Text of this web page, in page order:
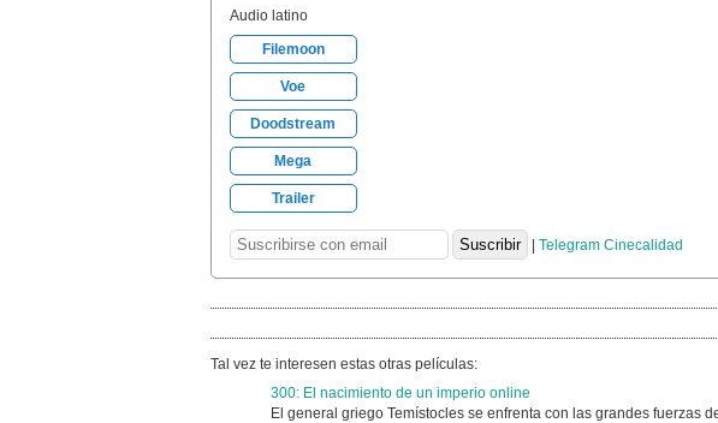
Audio latino
Filemoon
Voe
Doodstream
Mega
Trailer
Telegram Cinecalidad
Tal vez te interesen estas otras películas:
300: El nacimiento de un imperio online
El general griego Temístocles se enfrenta con las grandes fuerzas